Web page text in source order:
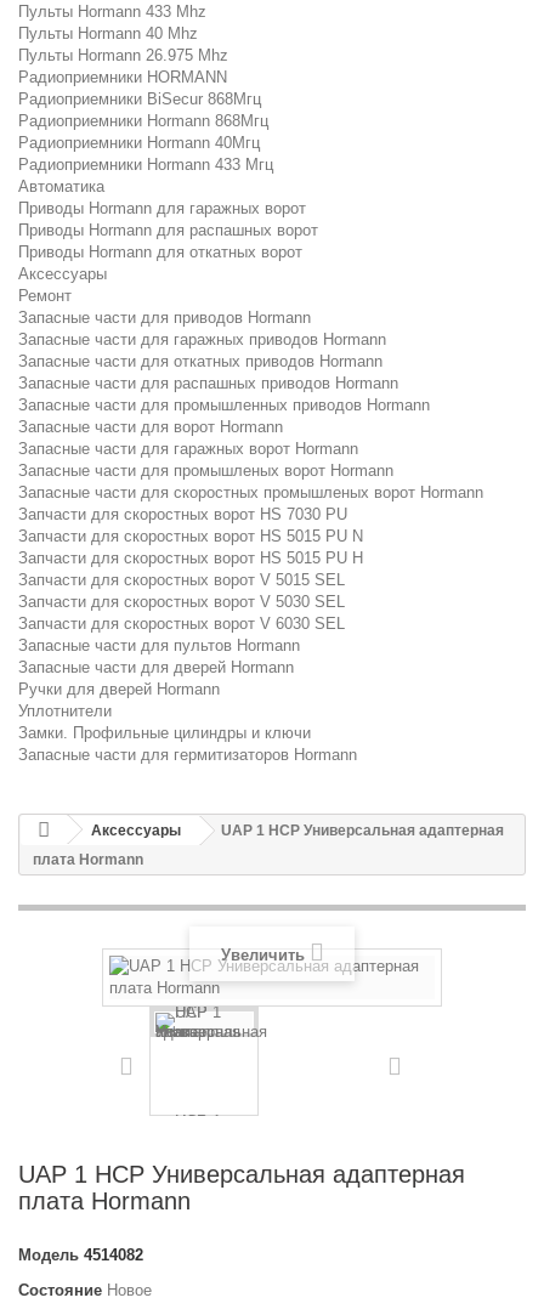
Пульты Hormann 433 Mhz
Пульты Hormann 40 Mhz
Пульты Hormann 26.975 Mhz
Радиоприемники HORMANN
Радиоприемники BiSecur 868Мгц
Радиоприемники Hormann 868Мгц
Радиоприемники Hormann 40Мгц
Радиоприемники Hormann 433 Мгц
Автоматика
Приводы Hormann для гаражных ворот
Приводы Hormann для распашных ворот
Приводы Hormann для откатных ворот
Аксессуары
Ремонт
Запасные части для приводов Hormann
Запасные части для гаражных приводов Hormann
Запасные части для откатных приводов Hormann
Запасные части для распашных приводов Hormann
Запасные части для промышленных приводов Hormann
Запасные части для ворот Hormann
Запасные части для гаражных ворот Hormann
Запасные части для промышленых ворот Hormann
Запасные части для скоростных промышленых ворот Hormann
Запчасти для скоростных ворот HS 7030 PU
Запчасти для скоростных ворот HS 5015 PU N
Запчасти для скоростных ворот HS 5015 PU H
Запчасти для скоростных ворот V 5015 SEL
Запчасти для скоростных ворот V 5030 SEL
Запчасти для скоростных ворот V 6030 SEL
Запасные части для пультов Hormann
Запасные части для дверей Hormann
Ручки для дверей Hormann
Уплотнители
Замки. Профильные цилиндры и ключи
Запасные части для гермитизаторов Hormann
Аксессуары
UAP 1 HCP Универсальная адаптерная
плата Hormann
Увеличить
UAP 1 HCP Универсальная адаптерная
плата Hormann
Модель 4514082
Состояние Новое